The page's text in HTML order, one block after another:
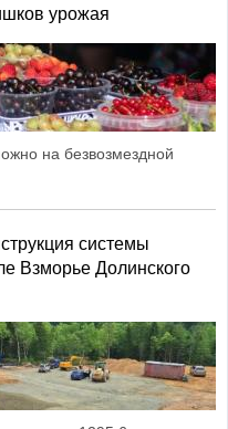
урожая
на безвозмездной
системы
Взморье Долинского